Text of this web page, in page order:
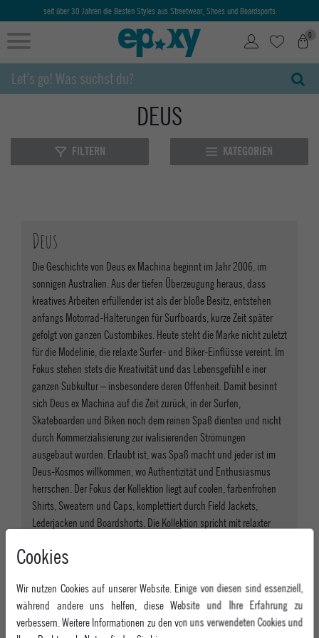
seit über 30 Jahren die Besten Styles aus Streetwear, Shoes und Boardsports
0
DEUS
FILTERN KATEGORIEN
Deus
Die Geschichte von Deus ex Machina beginnt im Jahr 2006, im
sonnigen Australien. Aus der tiefen Überzeugung heraus, dass
kreatives Arbeiten erfüllender ist als der bloße Besitz, entstehen
anfangs Motorrad-Halterungen für Surfboards, kurze Zeit später
gefolgt von ganzen Custombikes. Heute steht die Marke nicht zuletzt
für die Modelinie, die relaxte Surfer- und Biker-Einflüsse vereint. Im
Fokus stehen stets die Kreativität und das Lebensgefühl e iner
ganzen Subkultur – insbesondere deren Offenheit. Damit besinnt
sich Deus ex Machina auf die Zeit zurück, in der Surfen,
Skateboarden und Biken noch dem reinen Spaß dienten und nicht
durch Kommerzialisierung zur ivalisierenden Strömungen
ausgebaut wurden. Erlaubt ist, was Spaß macht und jeder ist im
Deus-Kosmos willkommen, wo Authentizität und Enthusiasmus
herrschen. Der Fokus der Kollektion liegt auf coolen, farbenfrohen
Shirts, Sweatern und Caps, komplettiert durch Field Jackets,
Lederjacken und Boardshorts. Die Kollektion spricht mit relaxter
einen entspannten Lifestyle, zu dem die Bikes ebenso gehören wie
der Welt, e twa Sydney, Bali und Venice. Alle Flagshipstores sind in
einem individuellen Design und mit besonderem Flair gestaltet, so
dass die Deus-Vibes stets allgegenwärtig sind.
Cookies
Wir nutzen Cookies auf unserer Website. Einige von diesen sind essenziell,
während andere uns helfen, diese Website und Ihre Erfahrung zu
verbessern. Weitere Informationen zu den von uns verwendeten Cookies und